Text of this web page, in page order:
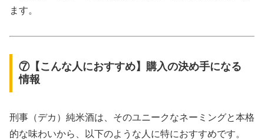
ます。
⑦【こんな人におすすめ】購入の決め手になる
情報
刑事（デカ）純米酒は、そのユニークなネーミングと本格
的な味わいから、以下のような人に特におすすめです。